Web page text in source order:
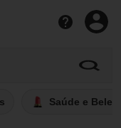
Saúde e